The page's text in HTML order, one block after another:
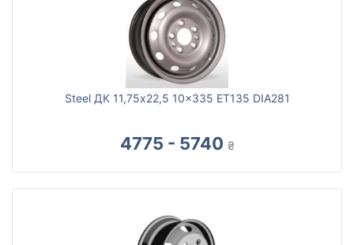
Steel ДК 11,75x22,5 10x335 ET135 DIA281
4775 - 5740 ₴